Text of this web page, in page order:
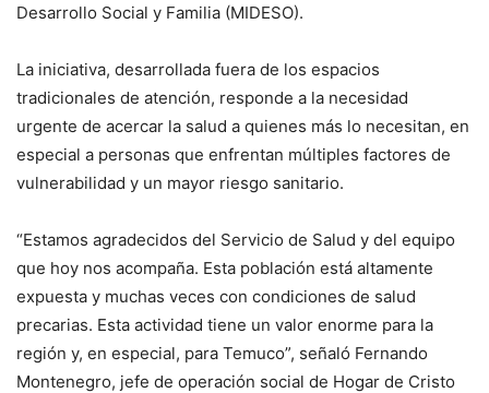
Desarrollo Social y Familia (MIDESO).
La iniciativa, desarrollada fuera de los espacios
tradicionales de atención, responde a la necesidad
urgente de acercar la salud a quienes más lo necesitan, en
especial a personas que enfrentan múltiples factores de
vulnerabilidad y un mayor riesgo sanitario.
“Estamos agradecidos del Servicio de Salud y del equipo
que hoy nos acompaña. Esta población está altamente
expuesta y muchas veces con condiciones de salud
precarias. Esta actividad tiene un valor enorme para la
región y, en especial, para Temuco”, señaló Fernando
Montenegro, jefe de operación social de Hogar de Cristo